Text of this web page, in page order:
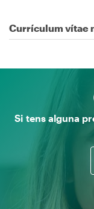
Currículum vítae
Si tens alguna